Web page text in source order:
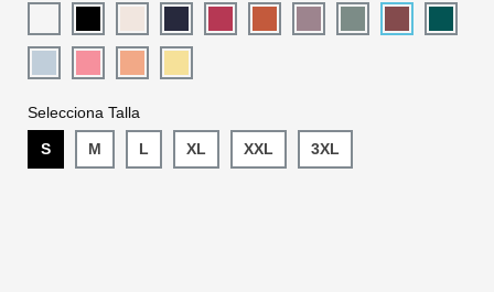
Selecciona Talla
S M L XL XXL 3XL